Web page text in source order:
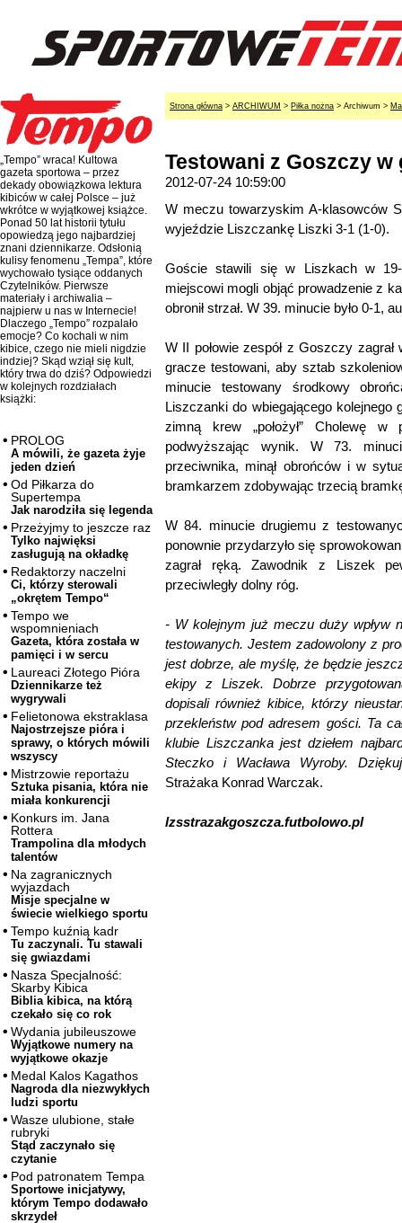
„Tempo” wraca! Kultowa
gazeta sportowa – przez
dekady obowiązkowa lektura
kibiców w całej Polsce – już
wkrótce w wyjątkowej książce.
Ponad 50 lat historii tytułu
opowiedzą jego najbardziej
znani dziennikarze. Odsłonią
kulisy fenomenu „Tempa”, które
wychowało tysiące oddanych
Czytelników. Pierwsze
materiały i archiwalia –
najpierw u nas w Internecie!
Dlaczego „Tempo” rozpalało
emocje? Co kochali w nim
kibice, czego nie mieli nigdzie
indziej? Skąd wziął się kult,
który trwa do dziś? Odpowiedzi
w kolejnych rozdziałach
książki:
PROLOG
A mówili, że gazeta żyje
jeden dzień
Od Piłkarza do
Supertempa
Jak narodziła się legenda
Przeżyjmy to jeszcze raz
Tylko najwięksi
zasługują na okładkę
Redaktorzy naczelni
Ci, którzy sterowali
„okrętem Tempo“
Tempo we
wspomnieniach
Gazeta, która została w
pamięci i w sercu
Laureaci Złotego Pióra
Dziennikarze też
wygrywali
Felietonowa ekstraklasa
Najostrzejsze pióra i
sprawy, o których mówili
wszyscy
Mistrzowie reportażu
Sztuka pisania, która nie
miała konkurencji
Konkurs im. Jana
Rottera
Trampolina dla młodych
talentów
Na zagranicznych
wyjazdach
Misje specjalne w
świecie wielkiego sportu
Tempo kuźnią kadr
Tu zaczynali. Tu stawali
się gwiazdami
Nasza Specjalność:
Skarby Kibica
Biblia kibica, na którą
czekało się co rok
Wydania jubileuszowe
Wyjątkowe numery na
wyjątkowe okazje
Medal Kalos Kagathos
Nagroda dla niezwykłych
ludzi sportu
Wasze ulubione, stałe
rubryki
Stąd zaczynało się
czytanie
Pod patronatem Tempa
Sportowe inicjatywy,
którym Tempo dodawało
skrzydeł
Strona główna > ARCHIWUM > Piłka nożna > Archiwum >
Testowani z Goszczy w
2012-07-24 10:59:00
W meczu towarzyskim A-klasowców
wyjeździe Liszczankę Liszki 3-1 (1-0).
Goście stawili się w Liszkach w
miejscowi mogli objąć prowadzenie z
obronił strzał. W 39. minucie było 0-1,
W II połowie zespół z Goszczy
gracze testowani, aby sztab
minucie testowany środkowy
Liszczanki do wbiegającego kolejnego
zimną krew „położył” Cholewę w
podwyższając wynik. W 73.
przeciwnika, minął obrońców i w
bramkarzem zdobywając trzecią
W 84. minucie drugiemu z
ponownie przydarzyło się
zagrał ręką. Zawodnik z Liszek
przeciwległy dolny róg.
- W kolejnym już meczu duży wpływ
testowanych. Jestem zadowolony z
jest dobrze, ale myślę, że będzie
ekipy z Liszek. Dobrze
dopisali również kibice, którzy
przekleństw pod adresem gości. Ta
klubie Liszczanka jest dziełem
Steczko i Wacława Wyroby.
Strażaka Konrad Warczak.
lzsstrazakgoszcza.futbolowo.pl